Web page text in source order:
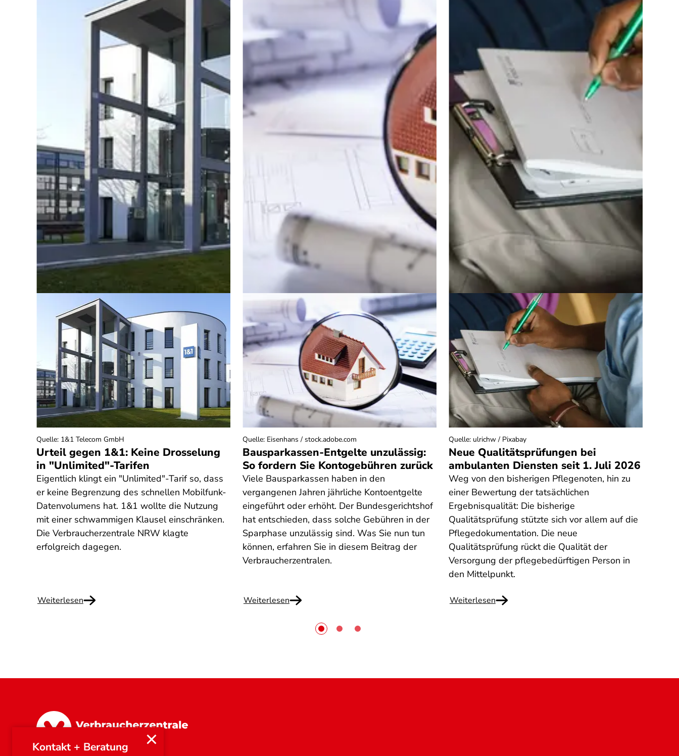
Kontakt + Beratung
Urteil gegen 1&1: Keine Drosselung
in "Unlimited"-Tarifen
Eigentlich klingt ein "Unlimited"-Tarif so, dass
er keine Begrenzung des schnellen Mobilfunk-
Datenvolumens hat. 1&1 wollte die Nutzung
mit einer schwammigen Klausel einschränken.
Die Verbraucherzentrale NRW klagte
erfolgreich dagegen.
Weiterlesen
Quelle: 1&1 Telecom GmbH
Bausparkassen-Entgelte unzulässig:
So fordern Sie Kontogebühren zurück
Viele Bausparkassen haben in den
vergangenen Jahren jährliche Kontoentgelte
eingeführt oder erhöht. Der Bundesgerichtshof
hat entschieden, dass solche Gebühren in der
Sparphase unzulässig sind. Was Sie nun tun
können, erfahren Sie in diesem Beitrag der
Verbraucherzentralen.
Weiterlesen
Quelle: Eisenhans / stock.adobe.com
Neue Qualitätsprüfungen bei
ambulanten Diensten seit 1. Juli 2026
Weg von den bisherigen Pflegenoten, hin zu
einer Bewertung der tatsächlichen
Ergebnisqualität: Die bisherige
Qualitätsprüfung stützte sich vor allem auf die
Pflegedokumentation. Die neue
Qualitätsprüfung rückt die Qualität der
Versorgung der pflegebedürftigen Person in
den Mittelpunkt.
Weiterlesen
Quelle: ulrichw / Pixabay
Nordrhein-Westfalen